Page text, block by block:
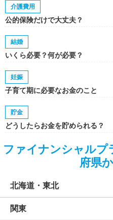
介護費用
公的保険だけで大丈夫？
結婚
いくら必要？何が必要？
妊娠
子育て期に必要なお金のこと
貯金
どうしたらお金を貯められる？
ファイナンシャルプ
府県
北海道・東北
関東